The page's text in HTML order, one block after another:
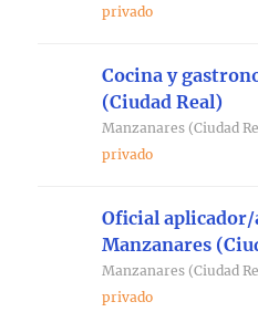
privado
Cocina y
(Ciudad Real)
Manzanares (Ciudad
privado
Oficial aplicador/
Manzanares
Manzanares (Ciudad
privado